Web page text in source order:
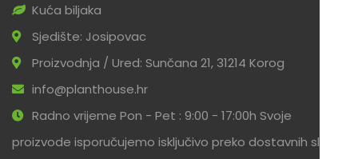
Kuća biljaka
Sjedište: Josipovac
Proizvodnja / Ured: Sunčana 21, 31214 Korog
info@planthouse.hr
Radno vrijeme Pon - Pet : 9:00 - 17:00h Svoje
proizvode isporučujemo isključivo preko dostavnih službi